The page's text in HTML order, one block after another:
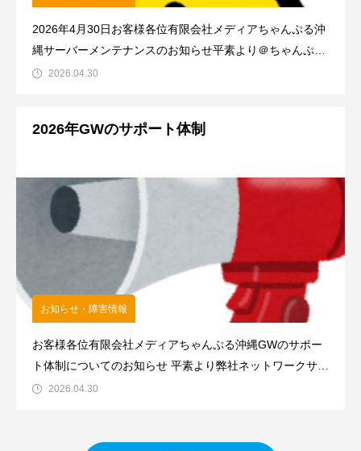
2026年4月30日お客様各位有限会社メディアちゃんぷる沖
縄サーバーメンテナンスのお知らせ平素より＠ちゃんぷる
ネットをご利用いただき、誠にありがとうございます。以
2026.04.30
2026年GWのサポート体制
お知らせ・障害情報
お客様各位有限会社メディアちゃんぷる沖縄GWのサポー
ト体制についてのお知らせ 平素より弊社ネットワークサー
ビスをご利用頂きまして誠にありがとうございます。GW
2026.04.30